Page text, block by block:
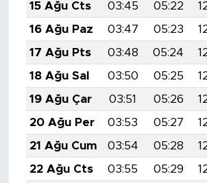
15 Ağu Cts
03:45 05:22
16 Ağu Paz
03:47 05:23
17 Ağu Pts
03:48 05:24
18 Ağu Sal
03:50 05:25
19 Ağu Çar
03:51 05:26
20 Ağu Per
03:53 05:27
21 Ağu Cum
03:54 05:28
22 Ağu Cts
03:55 05:29